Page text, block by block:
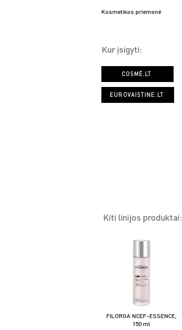
Kosmetikos priemonė
Kur įsigyti:
COSMÉ.LT
EUROVAISTINE.LT
Kiti linijos produktai:
FILORGA NCEF-ESSENCE,
150 ml